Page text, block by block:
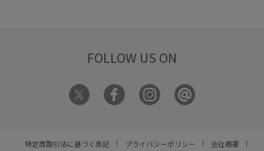
FOLLOW US ON
特定商取引法に基づく表記 プライバシーポリシー
会社概要